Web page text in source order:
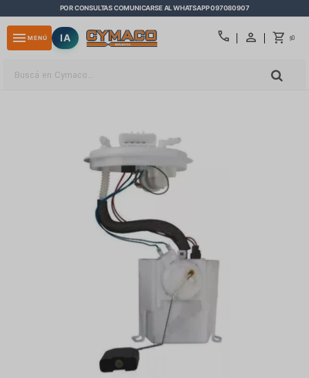
POR CONSULTAS COMUNICARSE AL WHATSAPP 097080907
call $0
menu MENÚ IA
close